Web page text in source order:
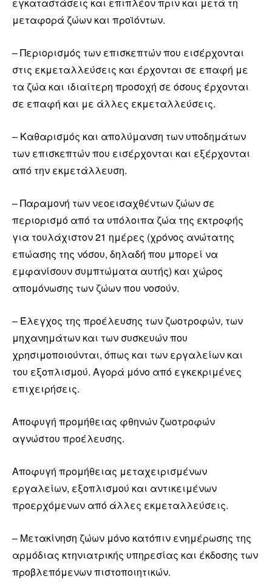
μεταφορά ζώων και προϊόντων.
– Περιορισμός των επισκεπτών που εισέρχονται
στις εκμεταλλεύσεις και έρχονται σε επαφή με
τα ζώα και ιδιαίτερη προσοχή σε όσους έρχονται
σε επαφή και με άλλες εκμεταλλεύσεις.
– Καθαρισμός και απολύμανση των υποδημάτων
των επισκεπτών που εισέρχονται και εξέρχονται
από την εκμετάλλευση.
– Παραμονή των νεοεισαχθέντων ζώων σε
περιορισμό από τα υπόλοιπα ζώα της εκτροφής
για τουλάχιστον 21 ημέρες (χρόνος ανώτατης
επώασης της νόσου, δηλαδή που μπορεί να
εμφανίσουν συμπτώματα αυτής) και χώρος
απομόνωσης των ζώων που νοσούν.
– Έλεγχος της προέλευσης των ζωοτροφών, των
μηχανημάτων και των συσκευών που
χρησιμοποιούνται, όπως και των εργαλείων και
του εξοπλισμού. Αγορά μόνο από εγκεκριμένες
επιχειρήσεις.
Αποφυγή προμήθειας φθηνών ζωοτροφών
αγνώστου προέλευσης.
Αποφυγή προμήθειας μεταχειρισμένων
εργαλείων, εξοπλισμού και αντικειμένων
προερχόμενων από άλλες εκμεταλλεύσεις.
– Μετακίνηση ζώων μόνο κατόπιν ενημέρωσης της
αρμόδιας κτηνιατρικής υπηρεσίας και έκδοσης των
προβλεπόμενων πιστοποιητικών.